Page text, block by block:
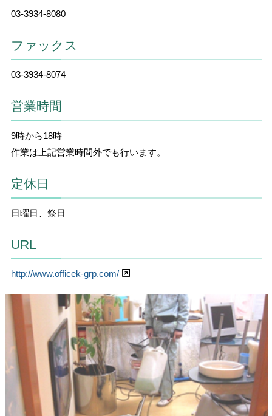
03-3934-8080
ファックス
03-3934-8074
営業時間
9時から18時
作業は上記営業時間外でも行います。
定休日
日曜日、祭日
URL
http://www.officek-grp.com/